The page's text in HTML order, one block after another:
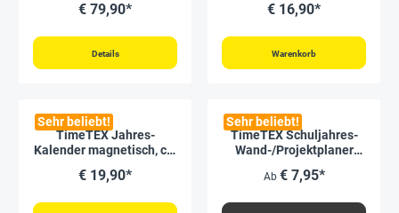
€ 79,90*
Details
€ 16,90*
Warenkorb
Sehr beliebt!
TimeTEX Jahres-
Kalender magnetisch, ca.
€ 19,90*
Sehr beliebt!
TimeTEX Schuljahres-
Wand-/Projektplaner
Ab € 7,95*